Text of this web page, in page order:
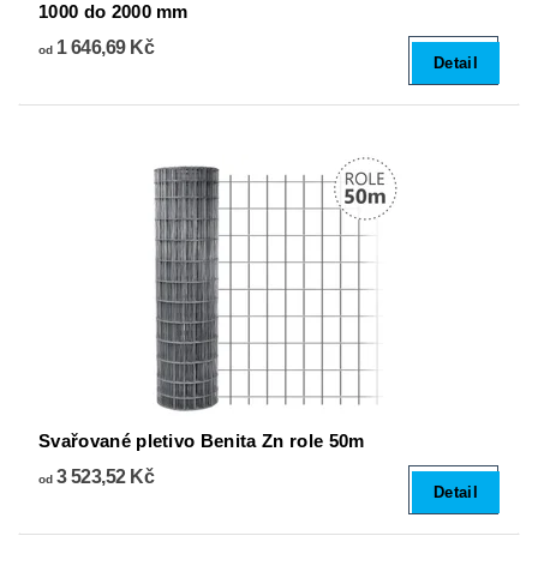
1000 do 2000 mm
od1 646,69 Kč
Detail
Svařované pletivo Benita Zn role 50m
od3 523,52 Kč
Detail